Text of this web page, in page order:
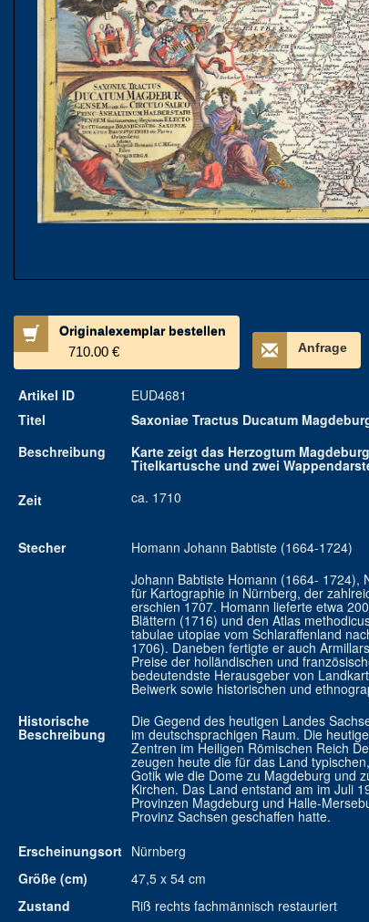
Originalexemplar bestellen
710.00 € Anfrage
Artikel ID
EUD4681
Titel
Saxoniae Tractus Ducatum
Beschreibung
Karte zeigt das Herzogtum
Titelkartusche und zwei
Zeit
ca. 1710
Stecher
Homann Johann Babtiste (1664-1724)
Johann Babtiste Homann (1664- 1724),
für Kartographie in Nürnberg, der
erschien 1707. Homann lieferte etwa
Blättern (1716) und den Atlas
tabulae utopiae vom Schlaraffenland
1706). Daneben fertigte er auch
Preise der holländischen und
bedeutendste Herausgeber von
Beiwerk sowie historischen und
Historische
Beschreibung
Die Gegend des heutigen Landes
im deutschsprachigen Raum. Die
Zentren im Heiligen Römischen Reich
zeugen heute die für das Land
Gotik wie die Dome zu Magdeburg und
Kirchen. Das Land entstand am im Juli
Provinzen Magdeburg und Halle-
Provinz Sachsen geschaffen hatte.
Erscheinungsort Nürnberg
Größe (cm)
47,5 x 54 cm
Zustand
Riß rechts fachmännisch restauriert